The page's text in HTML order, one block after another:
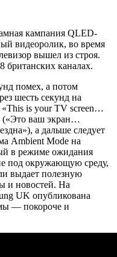
кампания QLED-
видеоролик, во время
вышел из строя.
британских каналах.
помех, а потом
шесть секунд на
«This is your TV screen…
(«Это ваш экран…
а дальше следует
Ambient Mode на
в режиме ожидания
под окружающую среду,
выдает полезную
и новостей. На
UK опубликована
— покороче и